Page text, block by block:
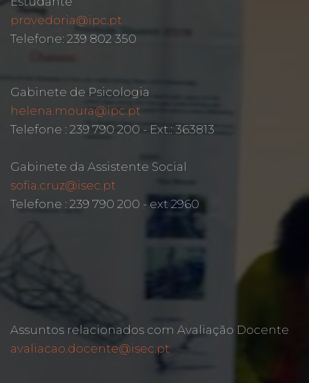
provedoria@ipc.pt
Telefone: 239 802 350
Gabinete de Psicologia
helena.moura@ipc.pt
Telefone : 239 790 200 - Ext.: 363813
Gabinete da Assistente Social
sofia.cruz@isec.pt
Telefone : 239 790 200 - ext 2960
Assuntos relacionados com Avaliação Docente
avaliacao.docente@isec.pt